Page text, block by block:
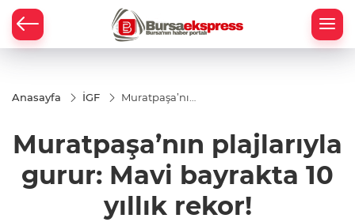
Anasayfa İGF
Muratpaşa’nın
bayrakta 10
yıllık rekor!
Muratpaşa’nın plajlarıyla
gurur: Mavi bayrakta 10
yıllık rekor!